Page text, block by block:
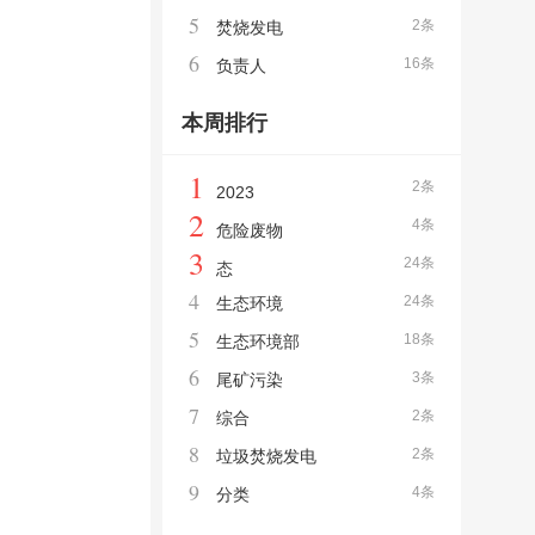
2条
5 焚烧发电
16条
6 负责人
本周排行
2条
1 2023
4条
2 危险废物
24条
3 态
24条
4 生态环境
18条
5 生态环境部
3条
6 尾矿污染
2条
7 综合
2条
8 垃圾焚烧发电
4条
9 分类